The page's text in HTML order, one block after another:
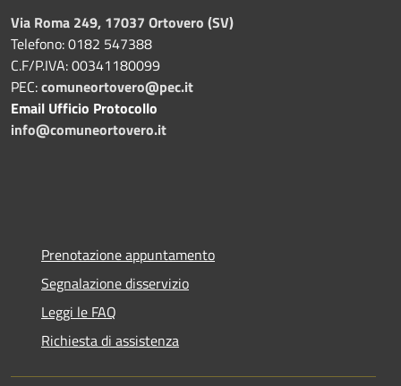
Via Roma 249, 17037 Ortovero (SV)
Telefono: 0182 547388
C.F/P.IVA: 00341180099
PEC:comuneortovero@pec.it
Email Ufficio Protocollo
info@comuneortovero.it
Prenotazione appuntamento
Segnalazione disservizio
Leggi le FAQ
Richiesta di assistenza